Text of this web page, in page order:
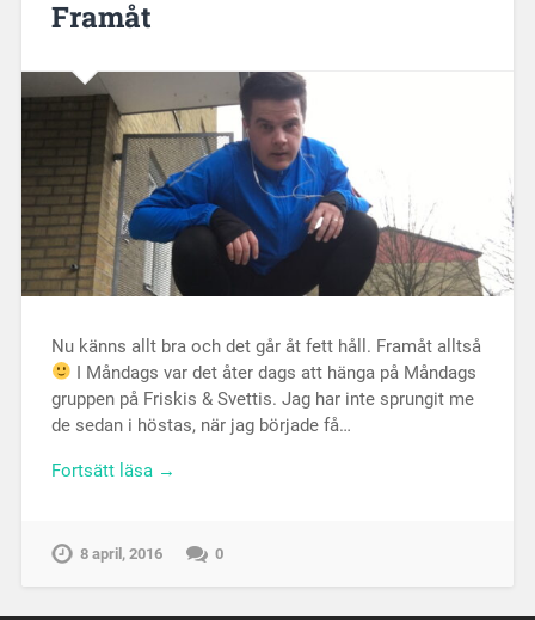
Framåt
Nu känns allt bra och det går åt fett håll. Framåt alltså
I Måndags var det åter dags att hänga på Måndags
gruppen på Friskis & Svettis. Jag har inte sprungit me
de sedan i höstas, när jag började få…
Fortsätt läsa →
8 april, 2016 0